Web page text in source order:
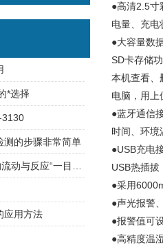
●高清2.5寸
电量、充电
●大容量数
SD卡存储
本机查看、
电脑，用上
●蓝牙通信
时间、环境
●USB充电
USB热插
●采用
●声光报警
●报警值可
●高精度温
*选择
3130
测的步骤非常简单
应用方法